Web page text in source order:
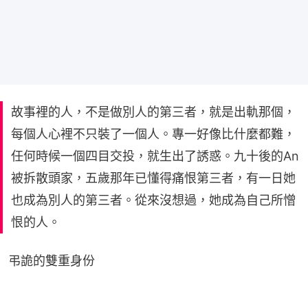
故事裡的人，不是做別人的第三者，就是出軌那個，
每個人心裡不只裝了一個人。專一好像比什麼都難，
任何時候一個四目交投，就生出了誘惑。九十後的An
被拆散頭家，五歲那年已懂得痛恨第三者，有一日她
也成為別人的第三者。從來沒想過，她成為自己所憎
恨的人。
弔詭的雙重身份